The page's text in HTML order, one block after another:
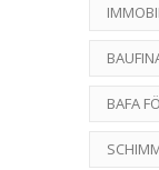
BAFA